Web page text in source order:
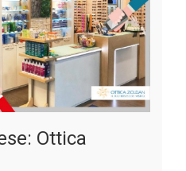
[Leggi...]
Ottica